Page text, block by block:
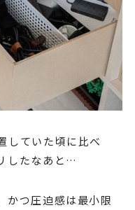
していた頃に比べ
したなあと…
かつ圧迫感は最小限